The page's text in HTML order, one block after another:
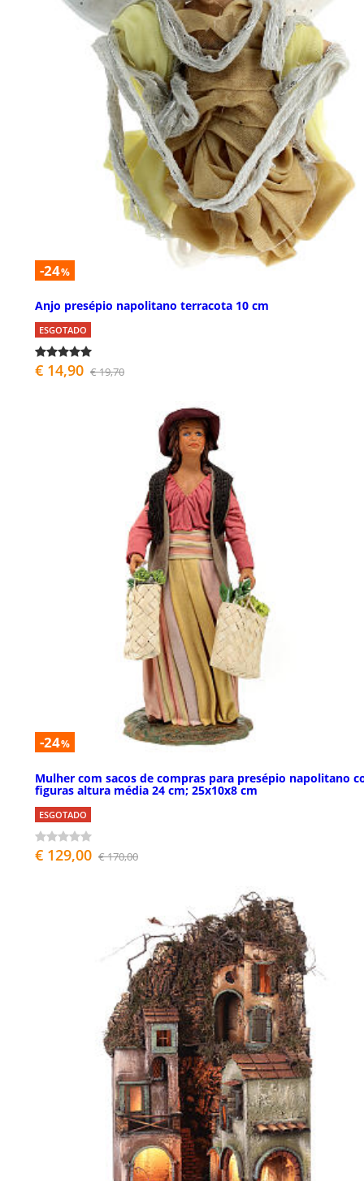
-24%
Anjo presépio napolitano terracota 10 cm
ESGOTADO
€ 14,90 € 19,70
-24%
Mulher com sacos de compras para presépio napolitano
figuras altura média 24 cm; 25x10x8 cm
ESGOTADO
€ 129,00 € 170,00